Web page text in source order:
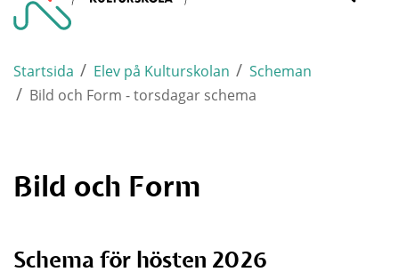
Startsida / Elev på Kulturskolan / Scheman
/ Bild och Form - torsdagar schema
Bild och Form
Schema för hösten 2026